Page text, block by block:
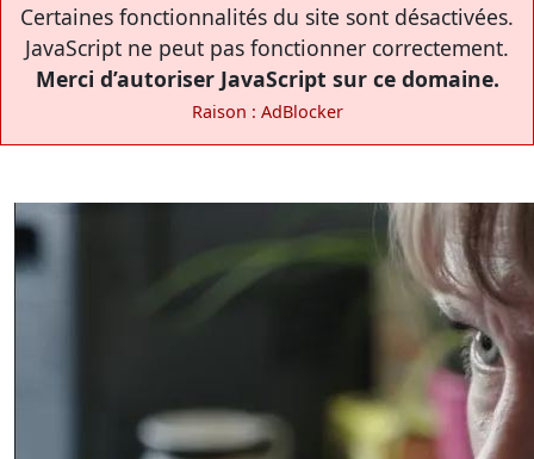
Certaines fonctionnalités du site sont désactivées.
JavaScript ne peut pas fonctionner correctement.
Merci d’autoriser JavaScript sur ce domaine.
Raison : AdBlocker